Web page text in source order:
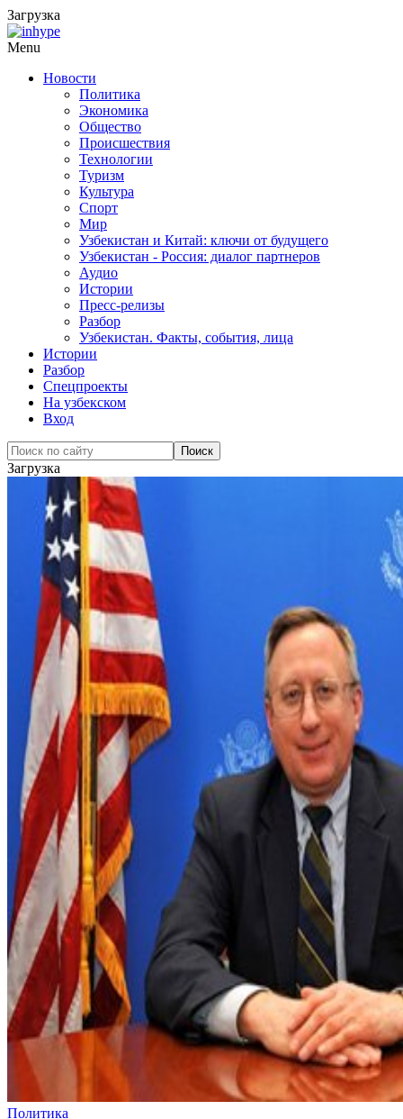
Загрузка
Menu
Новости
Политика
Экономика
Общество
Происшествия
Технологии
Туризм
Культура
Спорт
Мир
Узбекистан и Китай: ключи от будущего
Узбекистан - Россия: диалог партнеров
Аудио
Истории
Пресс-релизы
Разбор
Узбекистан. Факты, события, лица
Истории
Разбор
Спецпроекты
На узбекском
Вход
Загрузка
Политика